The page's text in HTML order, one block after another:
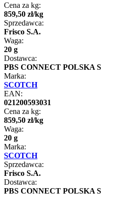
Cena za kg:
859,50 zł/kg
Sprzedawca:
Frisco S.A.
Waga:
20 g
Dostawca:
PBS CONNECT POLSKA S
Marka:
SCOTCH
EAN:
021200593031
Cena za kg:
859,50 zł/kg
Waga:
20 g
Marka:
SCOTCH
Sprzedawca:
Frisco S.A.
Dostawca:
PBS CONNECT POLSKA S